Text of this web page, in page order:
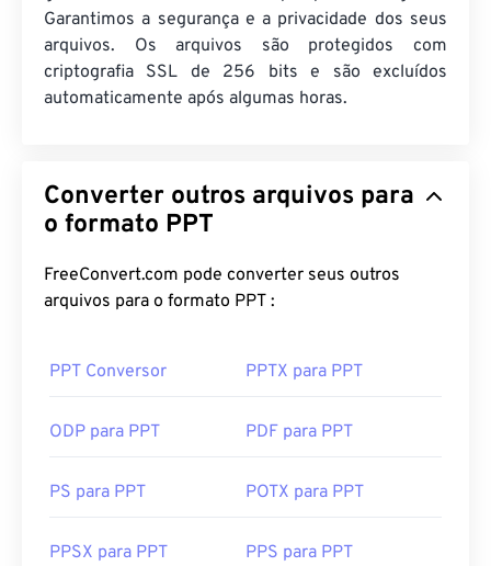
Garantimos a segurança e a privacidade dos seus
arquivos. Os arquivos são protegidos com
criptografia SSL de 256 bits e são excluídos
automaticamente após algumas horas.
Converter outros arquivos para
o formato PPT
FreeConvert.com pode converter seus outros
arquivos para o formato PPT :
PPT Conversor PPTX para PPT
ODP para PPT PDF para PPT
PS para PPT POTX para PPT
PPSX para PPT PPS para PPT